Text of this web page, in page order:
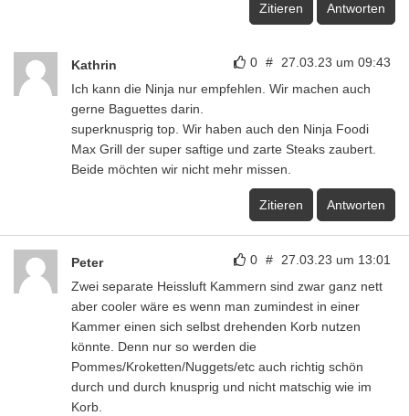
Zitieren Antworten
0 # 27.03.23 um 09:43
Kathrin
Ich kann die Ninja nur empfehlen. Wir machen auch
gerne Baguettes darin.
superknusprig top. Wir haben auch den Ninja Foodi
Max Grill der super saftige und zarte Steaks zaubert.
Beide möchten wir nicht mehr missen.
Zitieren Antworten
0 # 27.03.23 um 13:01
Peter
Zwei separate Heissluft Kammern sind zwar ganz nett
aber cooler wäre es wenn man zumindest in einer
Kammer einen sich selbst drehenden Korb nutzen
könnte. Denn nur so werden die
Pommes/Kroketten/Nuggets/etc auch richtig schön
durch und durch knusprig und nicht matschig wie im
Korb.